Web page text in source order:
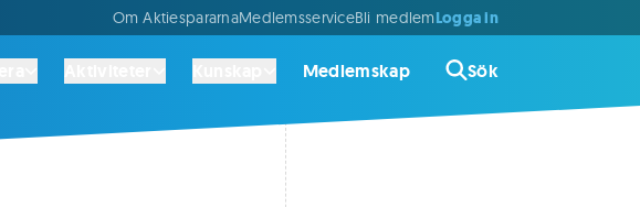
Om AktiespararnaMedlemsserviceBli medlemLogga in
Medlemskap Sök